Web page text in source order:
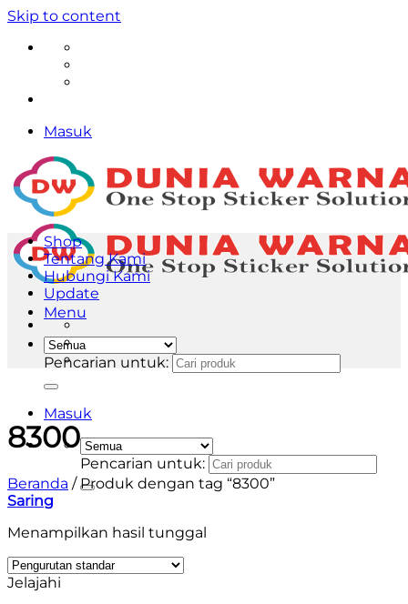
Skip to content
Masuk
Menu
Pencarian untuk:
Masuk
Pencarian untuk:
Shop
Tentang Kami
Hubungi Kami
Update
8300
Beranda /Produk dengan tag “8300”
Saring
Menampilkan hasil tunggal
Jelajahi